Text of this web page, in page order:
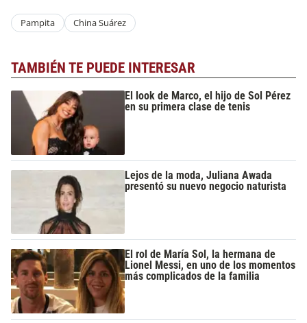
Pampita China Suárez
TAMBIÉN TE PUEDE INTERESAR
El look de Marco, el hijo de Sol Pérez
en su primera clase de tenis
Lejos de la moda, Juliana Awada
presentó su nuevo negocio naturista
El rol de María Sol, la hermana de
Lionel Messi, en uno de los momentos
más complicados de la familia